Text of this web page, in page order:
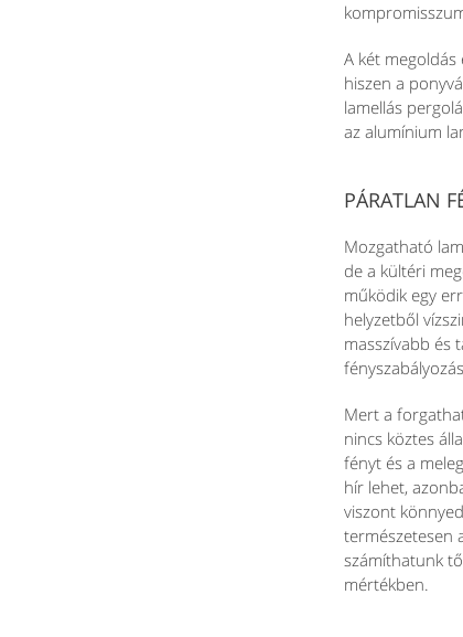
A két
hiszen a
lamellás
az alumínium
PÁRATLAN
Mozgatható
de a kültéri
működik egy
helyzetből
masszívabb és
Mert a
nincs köztes
fényt és a
hír lehet,
viszont
természetesen
számíthatunk
mértékben.